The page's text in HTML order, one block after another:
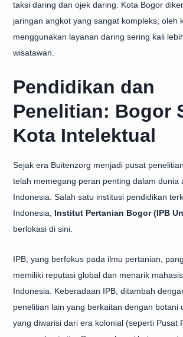
taksi daring dan ojek daring. Kota Bogor
jaringan angkot yang sangat kompleks; oleh
menggunakan layanan daring sering kali
wisatawan.
Pendidikan dan
Penelitian: Bogor
Kota Intelektual
Sejak era Buitenzorg menjadi pusat
telah memegang peran penting dalam dunia
Indonesia. Salah satu institusi pendidikan
Indonesia, Institut Pertanian Bogor (IPB
berlokasi di sini.
IPB, yang berfokus pada ilmu pertanian,
memiliki reputasi global dan menarik
Indonesia. Keberadaan IPB, ditambah
penelitian lain yang berkaitan dengan botani
yang diwarisi dari era kolonial (seperti Pusat